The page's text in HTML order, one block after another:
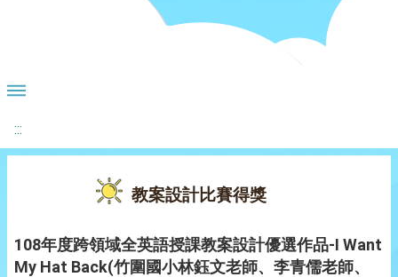
:::
教案設計比賽得獎
108年度跨領域全英語授課教案設計優選作品-I Want
My Hat Back(竹圍國小林鈺文老師、李青儒老師、